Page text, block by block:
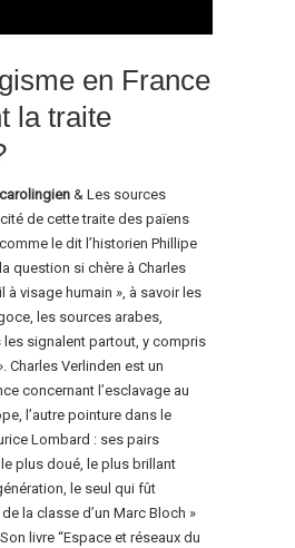
en France
la traite
& Les sources
de cette traite des païens
le dit l’historien Phillipe
question si chère à Charles
à visage humain », à savoir les
les sources arabes,
signalent partout, y compris
Charles Verlinden est un
concernant l’esclavage au
l’autre pointure dans le
Lombard : ses pairs
plus doué, le plus brillant
le seul qui fût
la classe d’un Marc Bloch »
livre “Espace et réseaux du